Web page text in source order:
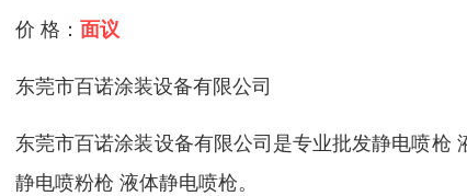
价 格： 面议
东莞市百诺涂装设备有限公司
东莞市百诺涂装设备有限公司是专业批发静电喷枪
静电喷粉枪 液体静电喷枪。